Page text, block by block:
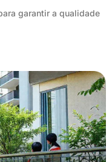
garantir a qualidade